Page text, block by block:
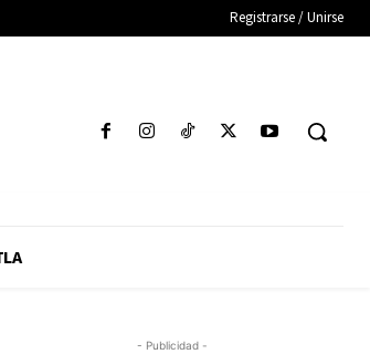
Registrarse / Unirse
- Publicidad -